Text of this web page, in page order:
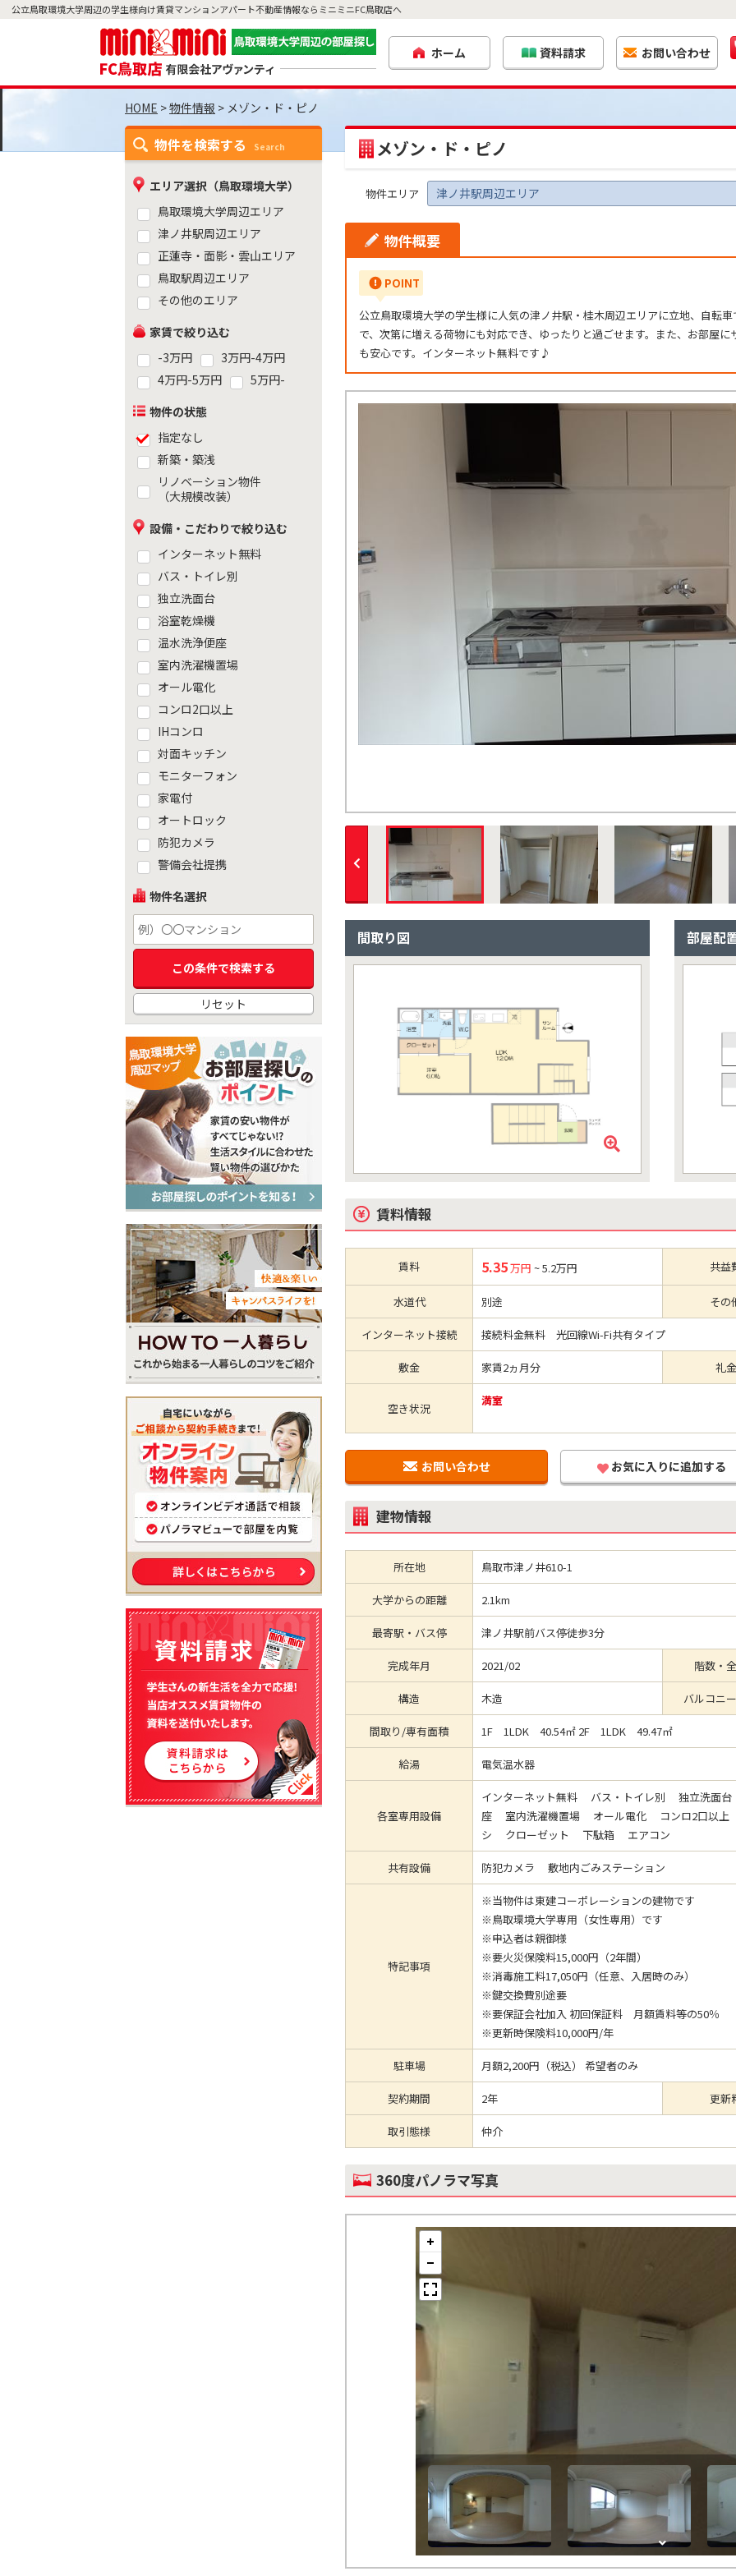
公立鳥取環境大学周辺の学生様向け賃貸マンションアパート不動産情報ならミニミニFC鳥取店へ
ホーム 資料請求 お問い合わせ
>物件情報 > メゾン・ド・ピノ
物件を検索する Search
エリア選択（鳥取環境大学）
鳥取環境大学周辺エリア
津ノ井駅周辺エリア
正蓮寺・面影・雲山エリア
鳥取駅周辺エリア
その他のエリア
家賃で絞り込む
-3万円
3万円-4万円
4万円-5万円
5万円-
物件の状態
指定なし
新築・築浅
リノベーション物件
（大規模改装）
設備・こだわりで絞り込む
インターネット無料
バス・トイレ別
独立洗面台
浴室乾燥機
温水洗浄便座
室内洗濯機置場
オール電化
コンロ2口以上
IHコンロ
対面キッチン
モニターフォン
家電付
オートロック
防犯カメラ
警備会社提携
物件名選択
リセット
メゾン・ド・ピノ
物件エリア 津ノ井駅周辺エリア
物件概要
POINT
公立鳥取環境大学の学生様に人気の津ノ井駅・桂木周辺エリアに立地、自転
で、次第に増える荷物にも対応でき、ゆったりと過ごせます。また、お部屋
も安心です。インターネット無料です♪
間取り図 部屋配
賃料情報
賃料 5.35万円 ~ 5.2万円 共益
水道代 別途 その
インターネット接続 接続料金無料 光回線Wi-Fi共有タイプ
敷金 家賃2ヵ月分 礼金
空き状況
満室
お問い合わせ お気に入りに追加する
建物情報
所在地 鳥取市津ノ井610-1
大学からの距離 2.1km
最寄駅・バス停 津ノ井駅前バス停徒歩3分
完成年月 2021/02 階数・
構造 木造 バルコニ
間取り/専有面積 1F 1LDK 40.54㎡ 2F 1LDK 49.47㎡
給湯 電気温水器
各室専用設備
インターネット無料 バス・トイレ別 独立洗面
座 室内洗濯機置場 オール電化 コンロ2口以
シ クローゼット 下駄箱 エアコン
共有設備 防犯カメラ 敷地内ごみステーション
特記事項
※当物件は東建コーポレーションの建物です
※鳥取環境大学専用（女性専用）です
※申込者は親御様
※要火災保険料15,000円（2年間）
※消毒施工料17,050円（任意、入居時のみ）
※鍵交換費別途要
※要保証会社加入 初回保証料 月額賃料等の50％
※更新時保険料10,000円/年
駐車場 月額2,200円（税込） 希望者のみ
契約期間 2年 更新
取引態様 仲介
360度パノラマ写真